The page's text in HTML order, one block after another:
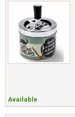
Available